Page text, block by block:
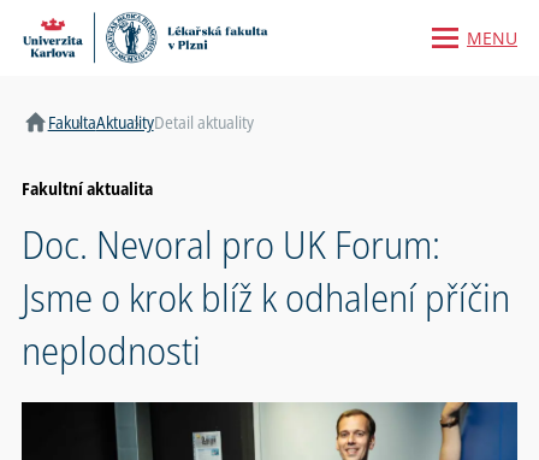
MENU
Domů
FakultaAktualityDetail aktuality
Fakultní aktualita
Doc. Nevoral pro UK Forum:
Jsme o krok blíž k odhalení příčin
neplodnosti